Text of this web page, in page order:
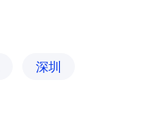
深圳